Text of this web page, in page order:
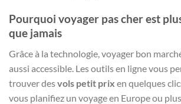
Pourquoi voyager pas cher est
que jamais
Grâce à la technologie, voyager bon
aussi accessible. Les outils en ligne vous
trouver desvols petit prix en quelques
vous planifiez un voyage en Europe ou